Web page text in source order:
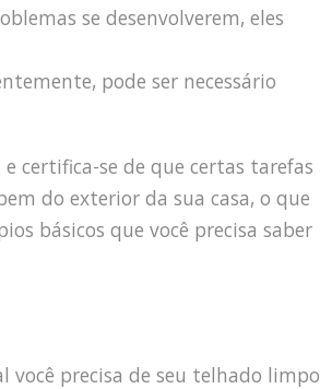
se desenvolverem, eles
pode ser necessário
certifica-se de que certas tarefas
do exterior da sua casa, o que
básicos que você precisa saber
você precisa de seu telhado limpo